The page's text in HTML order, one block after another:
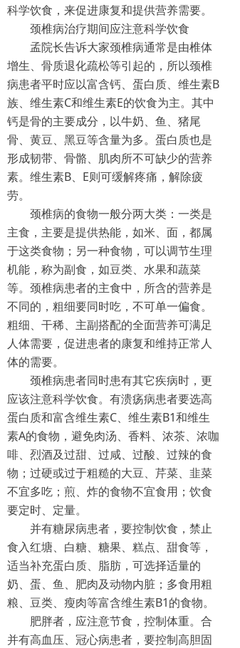
科学饮食，来促进康复和提供营养需要。
颈椎病治疗期间应注意科学饮食
孟院长告诉大家颈椎病通常是由椎体
增生、骨质退化疏松等引起的，所以颈椎
病患者平时应以富含钙、蛋白质、维生素B
族、维生素C和维生素E的饮食为主。其中
钙是骨的主要成分，以牛奶、鱼、猪尾
骨、黄豆、黑豆等含量为多。蛋白质也是
形成韧带、骨骼、肌肉所不可缺少的营养
素。维生素B、E则可缓解疼痛，解除疲
劳。
颈椎病的食物一般分两大类：一类是
主食，主要是提供热能，如米、面，都属
于这类食物；另一种食物，可以调节生理
机能，称为副食，如豆类、水果和蔬菜
等。颈椎病患者的主食中，所含的营养是
不同的，粗细要同时吃，不可单一偏食。
粗细、干稀、主副搭配的全面营养可满足
人体需要，促进患者的康复和维持正常人
体的需要。
颈椎病患者同时患有其它疾病时，更
应该注意科学饮食。有溃疡病患者要选高
蛋白质和富含维生素C、维生素B1和维生
素A的食物，避免肉汤、香料、浓茶、浓咖
啡、烈酒及过甜、过咸、过酸、过辣的食
物；过硬或过于粗糙的大豆、芹菜、韭菜
不宜多吃；煎、炸的食物不宜食用；饮食
要定时、定量。
并有糖尿病患者，要控制饮食，禁止
食入红塘、白糖、糖果、糕点、甜食等，
适当补充蛋白质、脂肪，可选择适量的
奶、蛋、鱼、肥肉及动物内脏；多食用粗
粮、豆类、瘦肉等富含维生素B1的食物。
肥胖者，应注意节食，控制体重。合
并有高血压、冠心病患者，要控制高胆固